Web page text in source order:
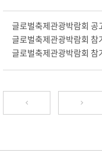
글로벌축제관광박람회
글로벌축제관광박람회
글로벌축제관광박람회